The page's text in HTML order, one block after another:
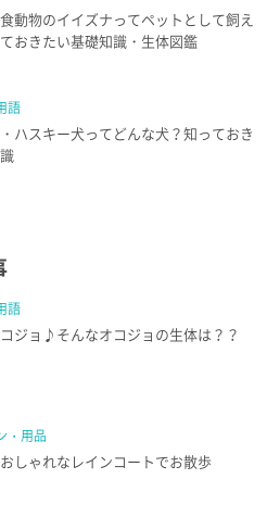
動物のイイズナってペットとして飼え
おきたい基礎知識・生体図鑑
語
ハスキー犬ってどんな犬？知っておき
語
ジョ♪そんなオコジョの生体は？？
・用品
しゃれなレインコートでお散歩